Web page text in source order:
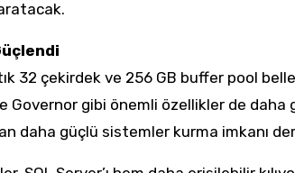
32 çekirdek ve 256 GB buffer pool
Governor gibi önemli özellikler de
daha güçlü sistemler kurma imkanı